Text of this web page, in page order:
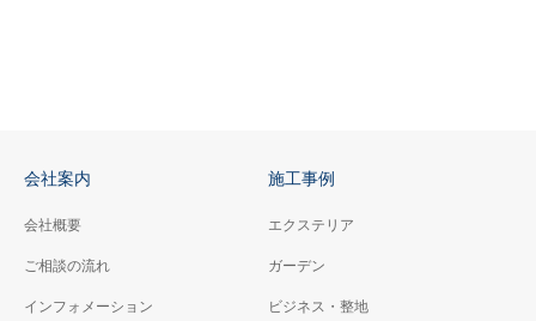
会社案内
会社概要
ご相談の流れ
インフォメーション
施工事例
エクステリア
ガーデン
ビジネス・整地